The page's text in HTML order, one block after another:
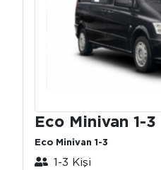
Eco Minivan 1-3
Eco Minivan 1-3
1-3 Kişi